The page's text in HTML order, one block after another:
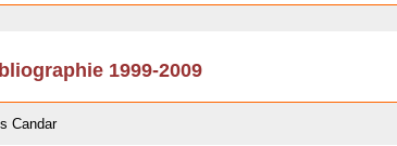
1999-2009
Candar